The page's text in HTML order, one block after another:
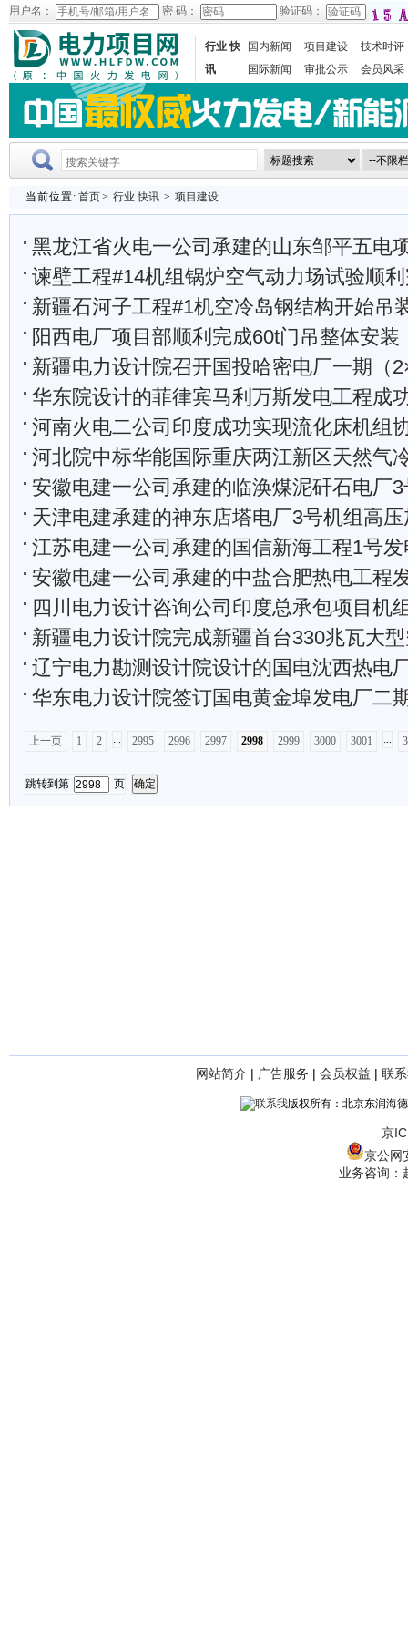
用户名： 密 码： 验证码：
行业 快
讯
国内新闻 项目建设
技术时评
国际新闻
审批公示 会员风采
当前位置: 首页> 行业 快讯 > 项目建设
黑龙江省火电一公司承建的山东邹平五电项目8号炉
谏壁工程#14机组锅炉空气动力场试验顺
新疆石河子工程#1机空冷岛钢结构开始吊
阳西电厂项目部顺利完成60t门吊整体安装
新疆电力设计院召开国投哈密电厂一期（2×660MW）接
华东院设计的菲律宾马利万斯发电工程成功完成
河南火电二公司印度成功实现流化床机组
河北院中标华能国际重庆两江新区天然气冷热
安徽电建一公司承建的临涣煤泥矸石电厂3号炉
天津电建承建的神东店塔电厂3号机组高压加热
江苏电建一公司承建的国信新海工程1号发电机穿装
安徽电建一公司承建的中盐合肥热电工程发电
四川电力设计咨询公司印度总承包项目机组移交及工程
新疆电力设计院完成新疆首台330兆瓦大型空冷热电联
辽宁电力勘测设计院设计的国电沈西热电厂新建工程2
华东电力设计院签订国电黄金埠发电厂二期2×1000
上一页 1 2 ... 2995 2996 2997 2998 2999 3000 3001 ...
跳转到第 页
网站简介 | 广告服务 | 会员权益 | 联
版权所有：北京东润海
京
京公网
业务咨询：